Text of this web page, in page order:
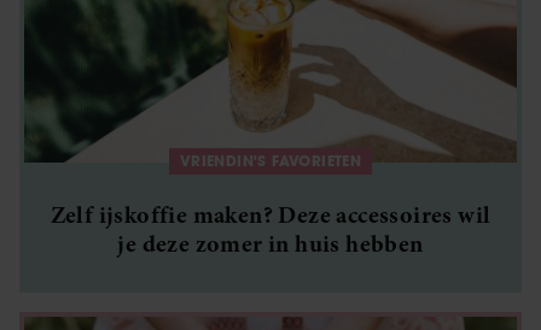
VRIENDIN'S FAVORIETEN
Zelf ijskoffie maken? Deze accessoires wil
je deze zomer in huis hebben